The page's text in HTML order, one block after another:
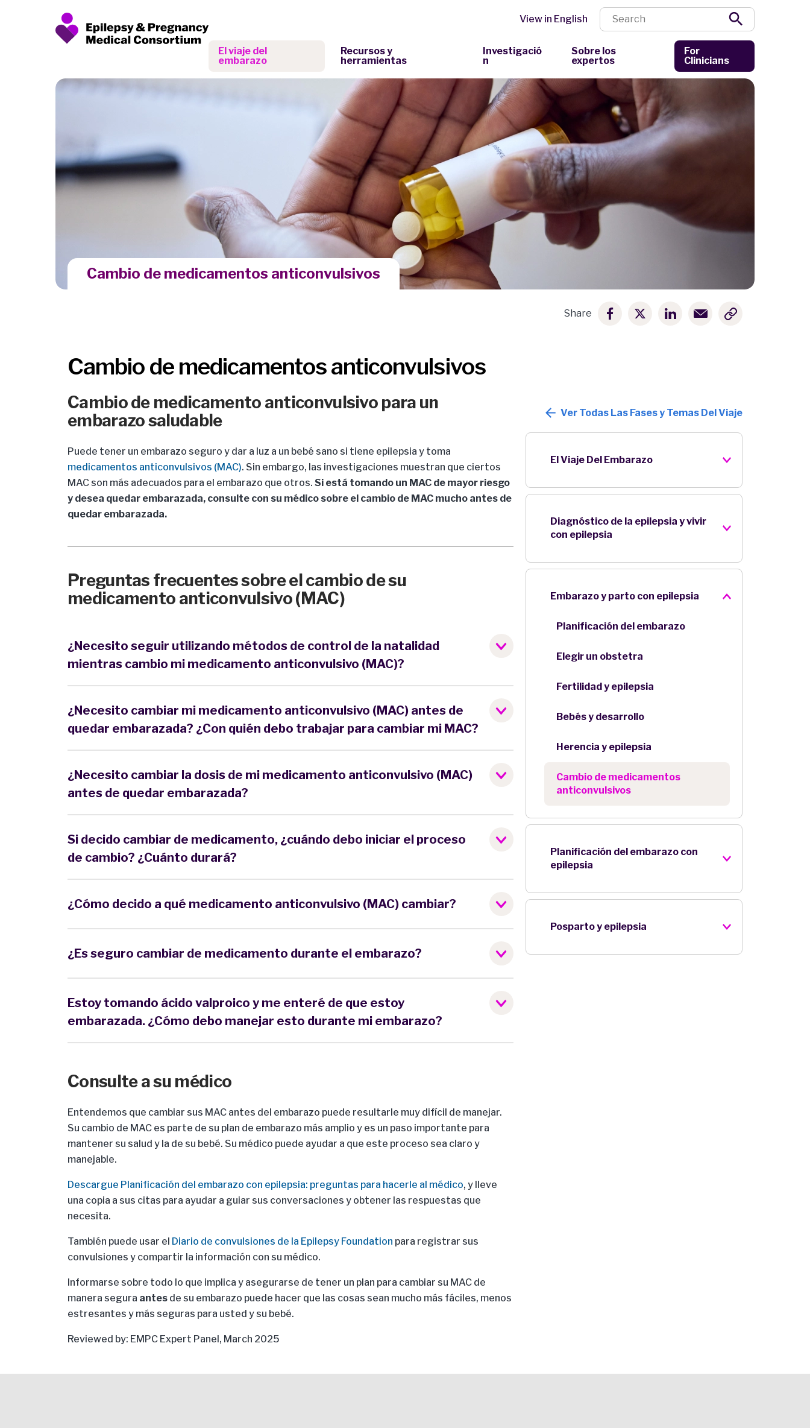
View in English
El viaje del
embarazo
Recursos y
herramientas
Investigació
n
Sobre los
expertos
For
Clinicians
Cambio de medicamentos anticonvulsivos
Share
Cambio de medicamentos anticonvulsivos
Cambio de medicamento anticonvulsivo para un
embarazo saludable
Puede tener un embarazo seguro y dar a luz a un bebé sano si tiene epilepsia y toma
medicamentos anticonvulsivos (MAC). Sin embargo, las investigaciones muestran que ciertos
MAC son más adecuados para el embarazo que otros. Si está tomando un MAC de mayor riesgo
y desea quedar embarazada, consulte con su médico sobre el cambio de MAC mucho antes de
quedar embarazada.
Preguntas frecuentes sobre el cambio de su
medicamento anticonvulsivo (MAC)
¿Necesito seguir utilizando métodos de control de la natalidad
mientras cambio mi medicamento anticonvulsivo (MAC)?
¿Necesito cambiar mi medicamento anticonvulsivo (MAC) antes de
quedar embarazada? ¿Con quién debo trabajar para cambiar mi MAC?
¿Necesito cambiar la dosis de mi medicamento anticonvulsivo (MAC)
antes de quedar embarazada?
Si decido cambiar de medicamento, ¿cuándo debo iniciar el proceso
de cambio? ¿Cuánto durará?
¿Cómo decido a qué medicamento anticonvulsivo (MAC) cambiar?
¿Es seguro cambiar de medicamento durante el embarazo?
Estoy tomando ácido valproico y me enteré de que estoy
embarazada. ¿Cómo debo manejar esto durante mi embarazo?
Consulte a su médico
Entendemos que cambiar sus MAC antes del embarazo puede resultarle muy difícil de manejar.
Su cambio de MAC es parte de su plan de embarazo más amplio y es un paso importante para
mantener su salud y la de su bebé. Su médico puede ayudar a que este proceso sea claro y
manejable.
Descargue Planificación del embarazo con epilepsia: preguntas para hacerle al médico, y lleve
una copia a sus citas para ayudar a guiar sus conversaciones y obtener las respuestas que
necesita.
También puede usar el Diario de convulsiones de la Epilepsy Foundation para registrar sus
convulsiones y compartir la información con su médico.
Informarse sobre todo lo que implica y asegurarse de tener un plan para cambiar su MAC de
manera segura antes de su embarazo puede hacer que las cosas sean mucho más fáciles, menos
estresantes y más seguras para usted y su bebé.
Reviewed by: EMPC Expert Panel, March 2025
Ver Todas Las Fases y Temas Del Viaje
El Viaje Del Embarazo
Diagnóstico de la epilepsia y vivir
con epilepsia
Embarazo y parto con epilepsia
Planificación del embarazo
Elegir un obstetra
Fertilidad y epilepsia
Bebés y desarrollo
Herencia y epilepsia
Cambio de medicamentos
anticonvulsivos
Planificación del embarazo con
epilepsia
Posparto y epilepsia